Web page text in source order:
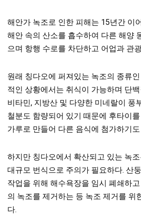
해안가 녹조로 인한 피해는 15년간 이
해안 속의 산소를 흡수하여 다른 해양
으며 항행 수로를 차단하고 어업과 관
원래 칭다오에 퍼져있는 녹조의 종류
적인 상황에서는 취식이 가능하며 단
비타민, 지방산 및 다양한 미네랄이 풍
철분도 함량되어 있기 때문에 후타이
가루로 만들어 다른 음식에 첨가하기도
하지만 칭다오에서 확산되고 있는 녹
대규모 번식으로 주의가 필요하다. 산
작업을 위해 해수욕장을 임시 폐쇄하
의 녹조를 제거하는 등 녹조 제거를 위
다.